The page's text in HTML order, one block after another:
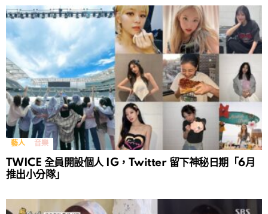
藝人 音樂
TWICE 全員開設個人 IG，Twitter 留下神秘日期「6月
推出小分隊」